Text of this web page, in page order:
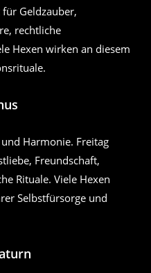
Geldzauber,
rechtliche
Hexen wirken an diesem
Harmonie. Freitag
Freundschaft,
Rituale. Viele Hexen
Selbstfürsorge und